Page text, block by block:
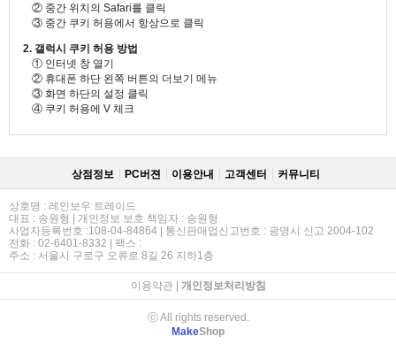
② 중간 위치의 Safari를 클릭
③ 중간 쿠키 허용에서 항상으로 클릭
2. 갤럭시 쿠키 허용 방법
① 인터넷 창 열기
② 휴대폰 하단 왼쪽 버튼의 더보기 메뉴
③ 화면 하단의 설정 클릭
④ 쿠키 허용에 V 체크
상점정보 PC버젼 이용안내 고객센터 커뮤니티
상호명 : 레인보우 트레이드
대표 : 송원형 | 개인정보 보호 책임자 : 송원형
사업자등록번호 :108-04-84864 | 통신판매업신고번호 : 광명시 신고 2004-102
전화 : 02-6401-8332 | 팩스 :
주소 : 서울시 구로구 오류로 8길 26 지하1층
이용약관| 개인정보처리방침
ⓒ All rights reserved.
MakeShop